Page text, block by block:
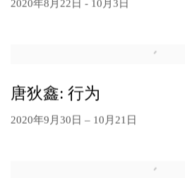
2020年8月22日 - 10月3日
唐狄鑫: 行为
2020年9月30日 – 10月21日